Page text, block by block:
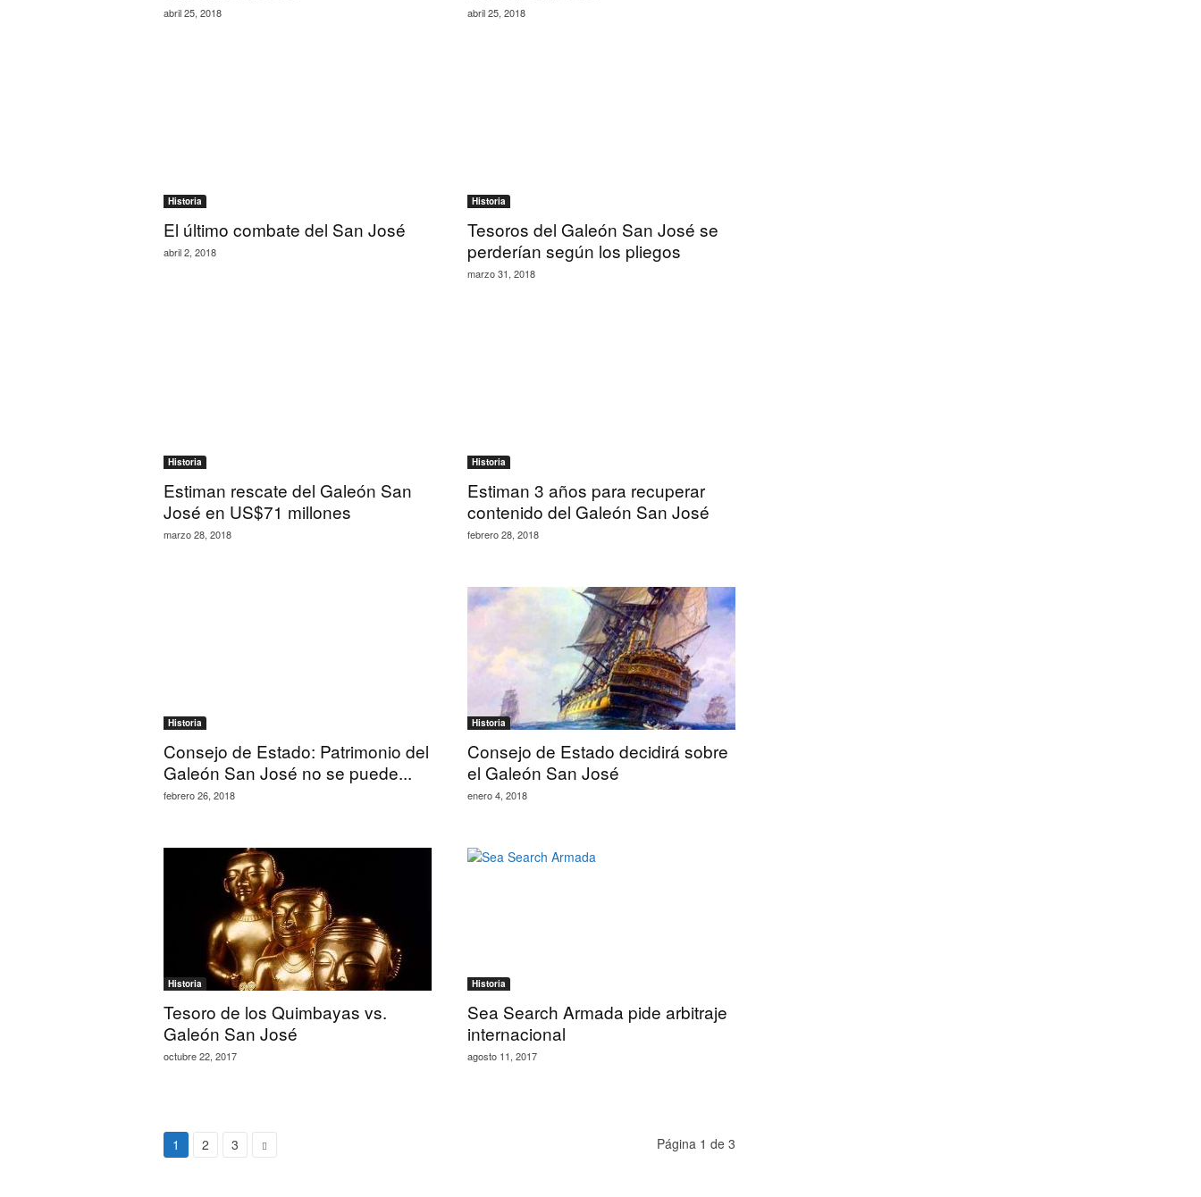
abril 25, 2018 abril 25, 2018
Historia
El último combate del San José
abril 2, 2018
Historia
Tesoros del Galeón San José se
perderían según los pliegos
marzo 31, 2018
Historia
Estiman rescate del Galeón San
José en US$71 millones
marzo 28, 2018
Historia
Estiman 3 años para recuperar
contenido del Galeón San José
febrero 28, 2018
Historia
Consejo de Estado: Patrimonio del
Galeón San José no se puede...
febrero 26, 2018
Historia
Consejo de Estado decidirá sobre
el Galeón San José
enero 4, 2018
Historia
Tesoro de los Quimbayas vs.
Galeón San José
octubre 22, 2017
Historia
Sea Search Armada pide arbitraje
internacional
agosto 11, 2017
1 2 3 Página 1 de 3